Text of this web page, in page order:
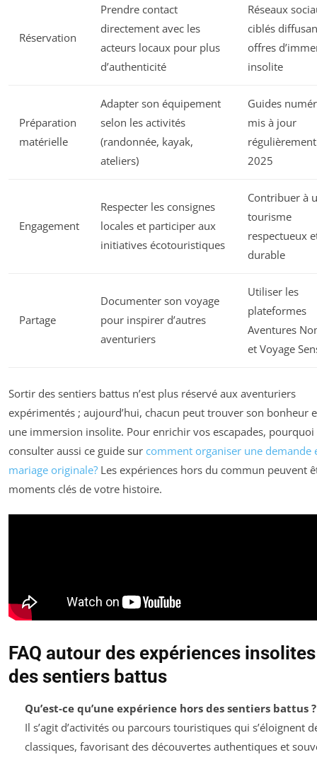
Réservation
Prendre contact
directement avec les
acteurs locaux pour plus
d’authenticité
Réseaux
ciblés
offres
insolite
Préparation
matérielle
Adapter son équipement
selon les activités
(randonnée, kayak,
ateliers)
Guides
mis à jour
2025
Engagement
Respecter les consignes
locales et participer aux
initiatives écotouristiques
Contribuer à
tourisme
respectueux
durable
Partage
Documenter son voyage
pour inspirer d’autres
aventuriers
Utiliser les
plateformes
Aventures
et Voyage
Sortir des sentiers battus n’est plus réservé aux aventuriers
expérimentés ; aujourd’hui, chacun peut trouver son bonheur
une immersion insolite. Pour enrichir vos escapades, pourquoi
consulter aussi ce guide sur comment organiser une demande
mariage originale? Les expériences hors du commun peuvent
moments clés de votre histoire.
FAQ autour des expériences
des sentiers battus
Qu’est-ce qu’une expérience hors des sentiers battus ?
Il s’agit d’activités ou parcours touristiques qui s’éloignent
classiques, favorisant des découvertes authentiques et